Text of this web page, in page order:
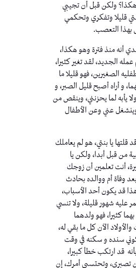
ولكن قبل أن تجيبي
قليلا وتفكري وتحكمي
بهذا التعصب.
أنه منذ فترة وهو هكذا،
الجديد، لقد تغير كثيرا،
الصغيرين، فهو قليلا ما
و أراه أصبح قليل الصبر، و
يأبه لما يحزنني، وينقص من
عني وعن الأطفال
قلتها يا بنتي، هو لم يعاملك
من قبل أبدا، ولكن يا
أنت تعلمين أن زوجك
وفاة أم ووالده بحادث
قد يكون أحد الأسباب،
عليه شهور قليلة، ولا تنسي
كثيرا، فهو ولدهما
الآن كل ما بقي له،
سنده و سكنه في وقت
قد ارتكب خطأ كبيرا،
تصبري، وتحتسبي أمرك، إن